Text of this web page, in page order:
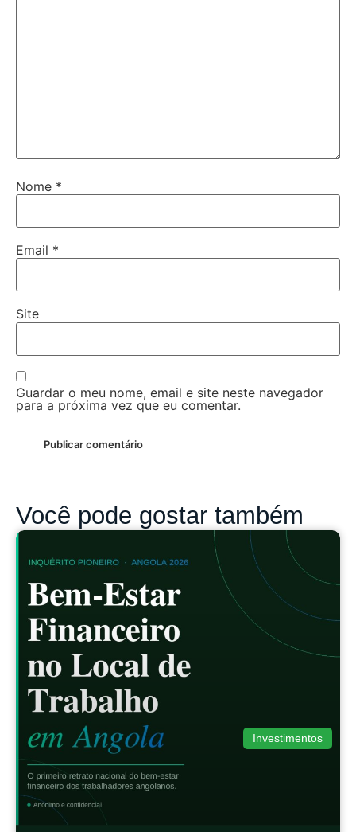
Nome *
Email *
Site
Guardar o meu nome, email e site neste navegador
para a próxima vez que eu comentar.
Você pode gostar também
Investimentos